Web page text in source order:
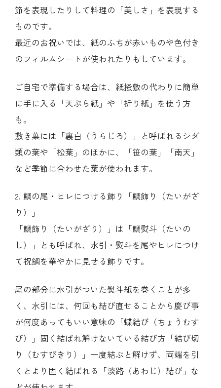
節を表現したりして料理の「美しさ」を表現する
ものです。
最近のお祝いでは、紙のふちが赤いものや色付き
のフィルムシートが使われたりもしています。
ご自宅で準備する場合は、紙掻敷の代わりに簡単
に手に入る「天ぷら紙」や「折り紙」を使う方
も。
敷き葉には「裏白（うらじろ）」と呼ばれるシダ
類の葉や「松葉」のほかに、「笹の葉」「南天」
など季節に合わせた葉が使われます。
2. 鯛の尾・ヒレにつける飾り「鯛飾り（たいがざ
り）」
「鯛飾り（たいがざり）」は「鯛熨斗（たいの
し）」とも呼ばれ、水引・熨斗を尾やヒレにつけ
て祝鯛を華やかに見せる飾りです。
尾の部分に水引がついた熨斗紙を巻くことが多
く、水引には、何回も結び直せることから慶び事
が何度あってもいい意味の「蝶結び（ちょうむす
び）」固く結ばれ解けないている結び方「結び切
り（むすびきり）」一度結ぶと解けず、両端を引
くとより固く結ばれる「淡路（あわじ）結び」な